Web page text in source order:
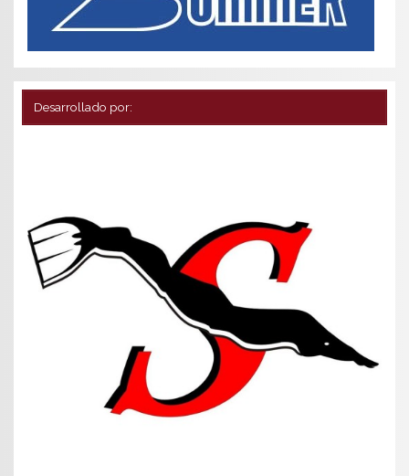
Desarrollado por: